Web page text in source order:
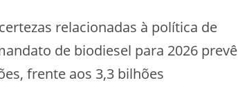
relacionadas à política de
de biodiesel para 2026 prevê
frente aos 3,3 bilhões